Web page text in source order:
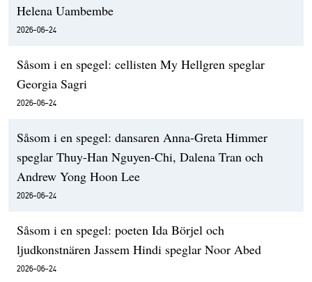
Helena Uambembe
2026-06-24
Såsom i en spegel: cellisten My Hellgren speglar
Georgia Sagri
2026-06-24
Såsom i en spegel: dansaren Anna-Greta Himmer
speglar Thuy-Han Nguyen-Chi, Dalena Tran och
Andrew Yong Hoon Lee
2026-06-24
Såsom i en spegel: poeten Ida Börjel och
ljudkonstnären Jassem Hindi speglar Noor Abed
2026-06-24